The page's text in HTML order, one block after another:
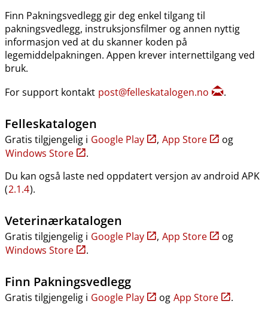
Finn Pakningsvedlegg gir deg enkel tilgang til
pakningsvedlegg, instruksjonsfilmer og annen nyttig
informasjon ved at du skanner koden på
legemiddelpakningen. Appen krever internettilgang ved
bruk.
For support kontakt post@felleskatalogen.no .
Felleskatalogen
Gratis tilgjengelig i Google Play , App Store
og
Windows Store
.
Du kan også laste ned oppdatert versjon av android APK
(2.1.4).
Veterinærkatalogen
Gratis tilgjengelig i Google Play , App Store
og
Windows Store
.
Finn Pakningsvedlegg
Gratis tilgjengelig i Google Play og App Store .